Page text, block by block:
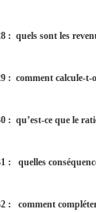
: quels sont les
: comment calcule-t-
: qu’est-ce que le
: quelles
: comment